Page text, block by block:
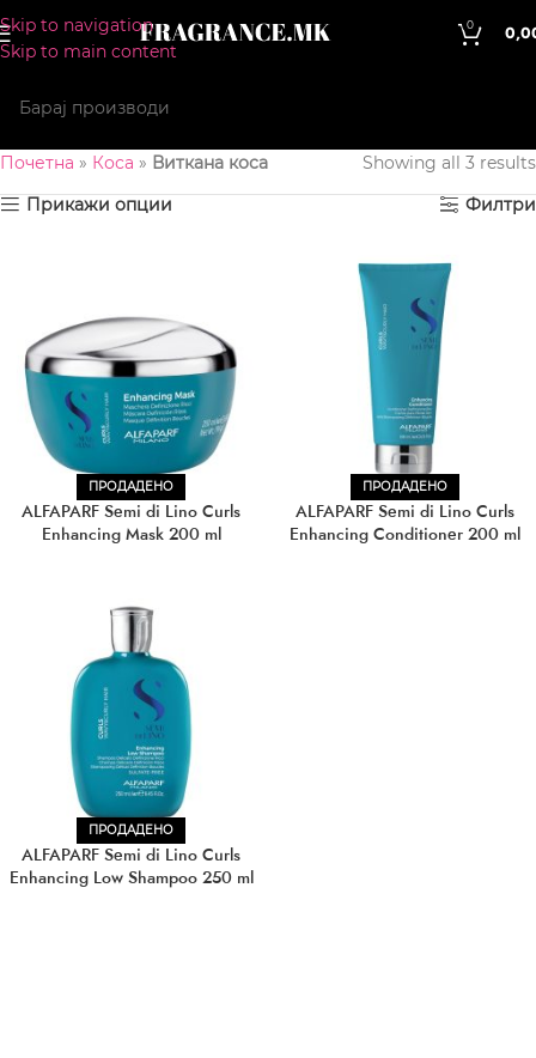
Skip to navigation
Skip to main content
0
Почетна » Коса » Виткана коса
Showing all 3 results
Прикажи опции
Филтри
ПРОДАДЕНО
ALFAPARF Semi di Lino Curls
Enhancing Mask 200 ml
ПРОДАДЕНО
ALFAPARF Semi di Lino Curls
Enhancing Conditioner 200 ml
ПРОДАДЕНО
ALFAPARF Semi di Lino Curls
Enhancing Low Shampoo 250 ml